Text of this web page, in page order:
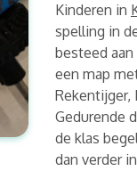
Kinderen in
spelling in
besteed
een map
Rekentijger,
Gedurende
de klas
dan verder